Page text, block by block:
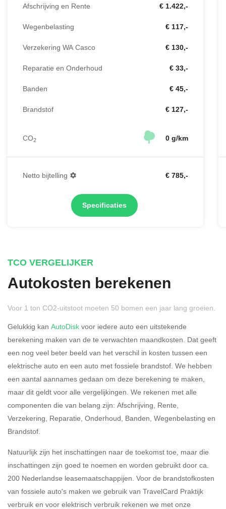
Afschrijving en Rente € 1.422,-
Wegenbelasting € 117,-
Verzekering WA Casco € 130,-
Reparatie en Onderhoud € 33,-
Banden € 45,-
Brandstof € 127,-
CO2 0 g/km
Netto bijtelling € 785,-
Specificaties
Rijdt u meer dan 500
kilometer privé?
Ja Nee
Belastingspercentage
37,07% (Belastbaar tot €
69.399,- )
Eigen bijdrage
TCO VERGELIJKER
Autokosten berekenen
Voor 1 ton CO2-uitstoot moeten 50 bomen een jaar lang groeien.
Gelukkig kan AutoDisk voor iedere auto een uitstekende
berekening maken van de te verwachten maandkosten. Dat geeft
een nog veel beter beeld van het verschil in kosten tussen een
elektrische auto en een auto met fossiele brandstof. We hebben
een aantal aannames gedaan om deze berekening te maken,
maar dit geldt voor alle vergelijkingen. We rekenen met alle
componenten die van belang zijn: Afschrijving, Rente,
Verzekering, Reparatie, Onderhoud, Banden, Wegenbelasting en
Brandstof.
Natuurlijk zijn het inschattingen naar de toekomst toe, maar die
inschattingen zijn goed te noemen en worden gebruikt door ca.
200 Nederlandse leasemaatschappijen. Voor de brandstofkosten
van fossiele auto's maken we gebruik van TravelCard Praktijk
verbruik en voor elektrisch verbruik rekenen we met onze